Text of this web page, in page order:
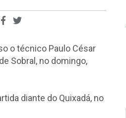
o técnico Paulo César
Sobral, no domingo,
diante do Quixadá, no